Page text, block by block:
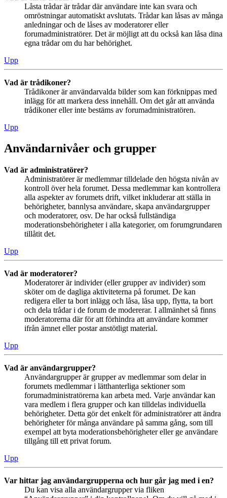
Låsta trådar är trådar där användare inte kan svara och
omröstningar automatiskt avslutats. Trådar kan låsas av många
anledningar och de låses av moderatorer eller
forumadministratörer. Det är möjligt att du också kan låsa dina
egna trådar om du har behörighet.
Upp
Vad är trådikoner?
Trådikoner är användarvalda bilder som kan förknippas med
inlägg för att markera dess innehåll. Om det går att använda
trådikoner eller inte bestäms av forumadministratören.
Upp
Användarnivåer och grupper
Vad är administratörer?
Administratörer är medlemmar tilldelade den högsta nivån av
kontroll över hela forumet. Dessa medlemmar kan kontrollera
alla aspekter av forumets drift, vilket inkluderar att ställa in
behörigheter, bannlysa användare, skapa användargrupper
och moderatorer, osv. De har också fullständiga
moderationsbehörigheter i alla kategorier, om forumgrundaren
tillåtit det.
Upp
Vad är moderatorer?
Moderatorer är individer (eller grupper av individer) som
sköter om de dagliga aktiviteterna på forumet. De kan
redigera eller ta bort inlägg och låsa, låsa upp, flytta, ta bort
och dela trådar i de forum de modererar. I allmänhet så finns
moderatorerna där för att förhindra att användare kommer
ifrån ämnet eller postar anstötligt material.
Upp
Vad är användargrupper?
Användargrupper är grupper av medlemmar som delar in
forumets medlemmar i lätthanterliga sektioner som
forumadministratörerna kan arbeta med. Varje användar kan
vara medlem i flera grupper och kan tilldelas individuella
behörigheter. Detta gör det enkelt för administratörer att ändra
behörigheter för många användare på samma gång, som till
exempel att byta moderationsbehörigheter eller ge användare
tillgång till ett privat forum.
Upp
Var hittar jag användargrupperna och hur går jag med i en?
Du kan visa alla användargrupper via fliken